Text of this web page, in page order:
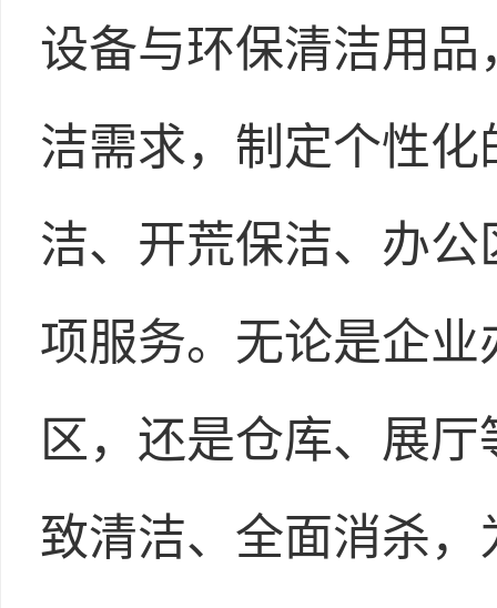
设备与环保清洁用
洁需求，制定个性
洁、开荒保洁、办
项服务。无论是企
区，还是仓库、展
致清洁、全面消杀